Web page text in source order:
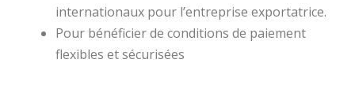
internationaux pour l’entreprise exportatrice.
Pour bénéficier de conditions de paiement
flexibles et sécurisées